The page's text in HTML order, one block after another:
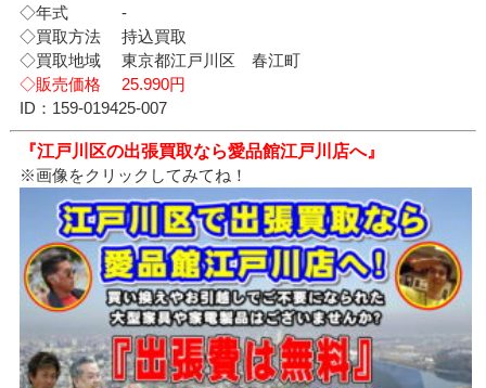
◇年式 -
◇買取方法 持込買取
◇買取地域 東京都江戸川区 春江町
◇販売価格 25.990円
ID：159-019425-007
『江戸川区の出張買取なら愛品館江戸川店へ』
※画像をクリックしてみてね！